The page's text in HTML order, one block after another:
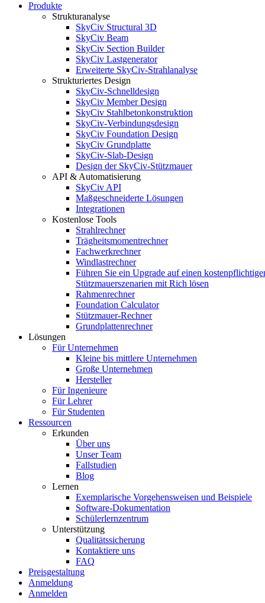
Produkte
Strukturanalyse
SkyCiv Structural 3D
SkyCiv Beam
SkyCiv Section Builder
SkyCiv Lastgenerator
Erweiterte SkyCiv-Strahlanalyse
Strukturiertes Design
SkyCiv-Schnelldesign
SkyCiv Member Design
SkyCiv Stahlbetonkonstruktion
SkyCiv-Verbindungsdesign
SkyCiv Foundation Design
SkyCiv Grundplatte
SkyCiv-Slab-Design
Design der SkyCiv-Stützmauer
API & Automatisierung
SkyCiv API
Maßgeschneiderte Lösungen
Integrationen
Kostenlose Tools
Strahlrechner
Trägheitsmomentrechner
Fachwerkrechner
Windlastrechner
Führen Sie ein Upgrade auf einen
Stützmauerszenarien mit Rich lösen
Rahmenrechner
Foundation Calculator
Stützmauer-Rechner
Grundplattenrechner
Lösungen
Für Unternehmen
Kleine bis mittlere Unternehmen
Große Unternehmen
Hersteller
Für Ingenieure
Für Lehrer
Für Studenten
Ressourcen
Erkunden
Über uns
Unser Team
Fallstudien
Blog
Lernen
Exemplarische Vorgehensweisen und Beispiele
Software-Dokumentation
Schülerlernzentrum
Unterstützung
Qualitätssicherung
Kontaktiere uns
FAQ
Preisgestaltung
Anmeldung
Anmelden